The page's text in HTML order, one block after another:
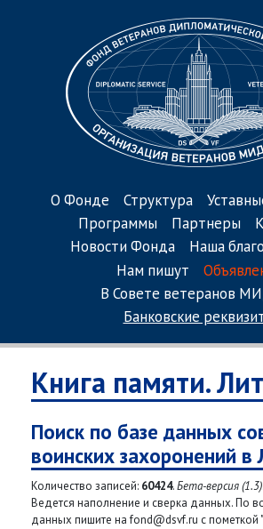
О Фонде Структура
Программы
Партнеры
Новости Фонда
Наша
Нам пишут
В Совете ветеранов
Банковские
Книга памяти.
Поиск по базе данных
воинских захоронений в
Количество записей: 60424.Бета-версия (1.3)
Ведется наполнение и сверка данных. По
данных пишите на fond@dsvf.ru с пометкой